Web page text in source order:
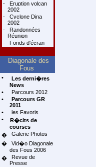
-
Eruption volcan
2002
-
Cyclone Dina
2002
-
Randonnées
Réunion
-
Fonds d'écran
Diagonale des
Fous
•
Les derni�res
News
•
Parcours 2012
•
Parcours GR
2011
•
les Favoris
•
R�cits de
courses
�
Galerie Photos
�
Vid�o Diagonale
des Fous 2006
�
Revue de
Presse